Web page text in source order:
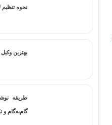
نحوه تنظیم
بهترین وکیل
طریقه
گام‌به‌گام و